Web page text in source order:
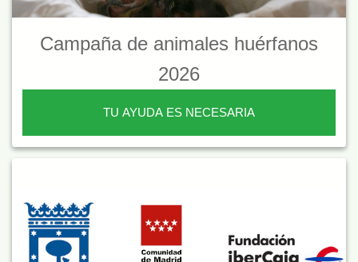
Campaña de animales huérfanos
2026
TU AYUDA ES NECESARIA